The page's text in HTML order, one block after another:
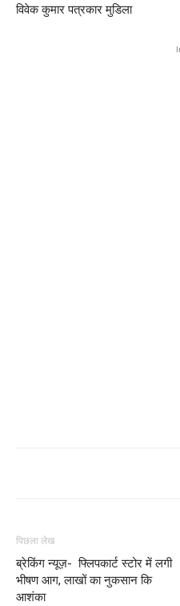
विवेक कुमार पत्रकार मुडिला
पिछला लेख
ब्रेकिंग न्यूज़- फ्लिपकार्ट स्टोर में लगी
भीषण आग, लाखों का नुकसान कि
आशंका